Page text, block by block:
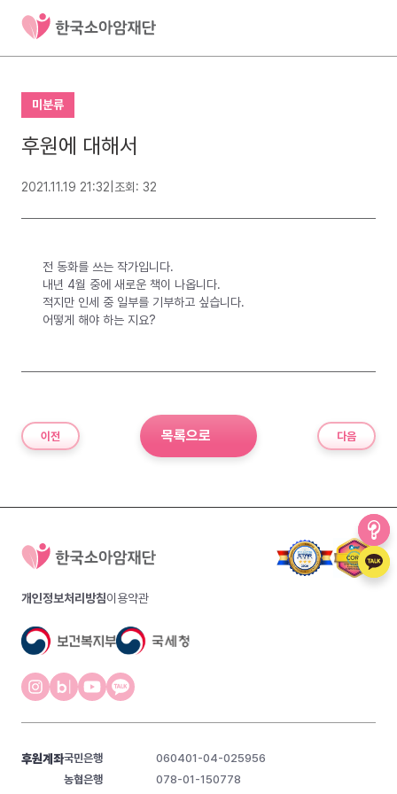
미분류
후원에 대해서
2021.11.19 21:32 조회: 32
전 동화를 쓰는 작가입니다.
내년 4월 중에 새로운 책이 나옵니다.
적지만 인세 중 일부를 기부하고 싶습니다.
어떻게 해야 하는 지요?
이전 목록으로 다음
개인정보처리방침이용약관
후원계좌국민은행
060401-04-025956
농협은행
078-01-150778